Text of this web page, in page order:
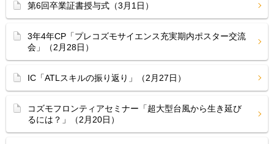
第6回卒業証書授与式（3月1日）
3年4年CP「プレコズモサイエンス充実期内ポスター交流
会」（2月28日）
IC「ATLスキルの振り返り」（2月27日）
コズモフロンティアセミナー「超大型台風から生き延び
るには？」（2月20日）